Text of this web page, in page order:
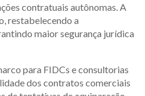
contratuais autônomas. A
restabelecendo a
maior segurança jurídica
para FIDCs e consultorias
dos contratos comerciais